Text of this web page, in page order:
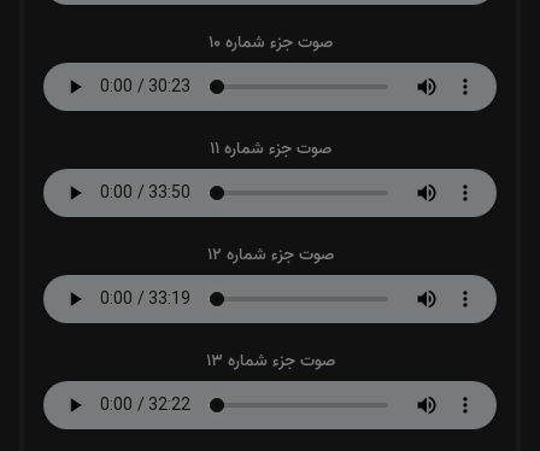
صوت جزء شماره 10
صوت جزء شماره 11
صوت جزء شماره 12
صوت جزء شماره 13